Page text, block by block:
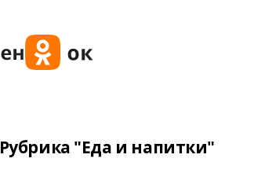
Рубрика "Еда и напитки"